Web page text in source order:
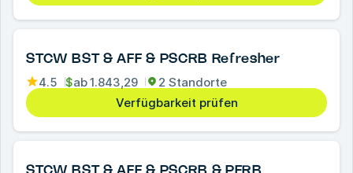
STCW BST & AFF & PSCRB Refresher
4.5 $ab1.843,29
2 Standorte
Verfügbarkeit prüfen